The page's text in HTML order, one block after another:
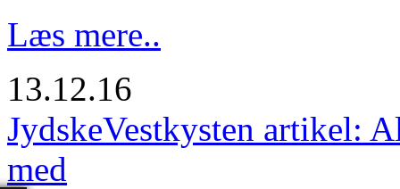
Læs mere..
13.12.16
JydskeVestkysten artikel:
med